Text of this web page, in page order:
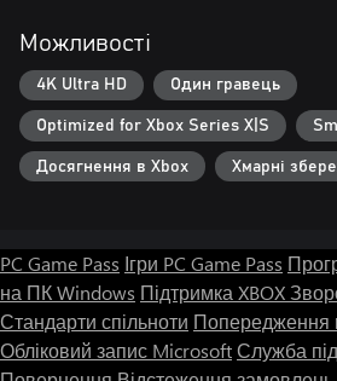
Можливості
4K Ultra HD Один гравець
Optimized for Xbox Series X|S
Досягнення в Xbox Хмарні
PC Game Pass Ігри PC Game Pass
на ПК Windows Підтримка XBOX
Стандарти спільноти Попередження
Обліковий запис MicrosoftСлужба